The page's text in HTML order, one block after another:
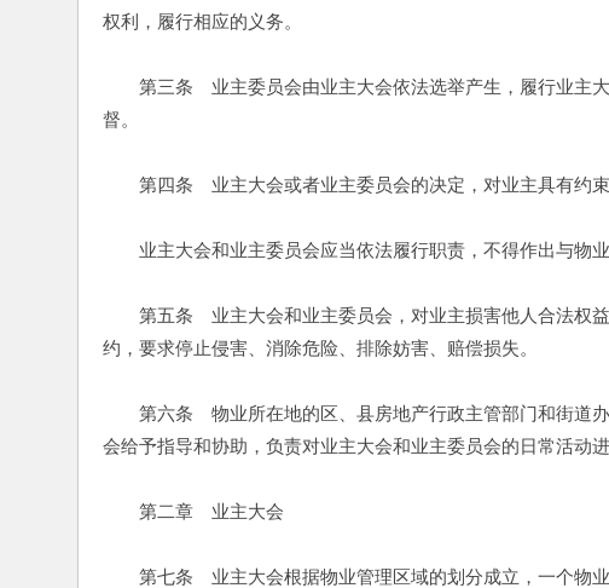
权利，履行相应的义务。
第三条　业主委员会由业主大会依法选举产生，履行业主
督。
第四条　业主大会或者业主委员会的决定，对业主具有约束
业主大会和业主委员会应当依法履行职责，不得作出与物业
第五条　业主大会和业主委员会，对业主损害他人合法权
约，要求停止侵害、消除危险、排除妨害、赔偿损失。
第六条　物业所在地的区、县房地产行政主管部门和街道
会给予指导和协助，负责对业主大会和业主委员会的日常活动进
第二章　业主大会
第七条　业主大会根据物业管理区域的划分成立，一个物业